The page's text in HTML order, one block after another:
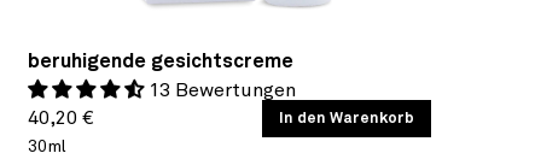
beruhigende gesichtscreme
13 Bewertungen
Normaler
Preis
40,20 €
GRUNDPREIS
/
30ml
In den Warenkorb